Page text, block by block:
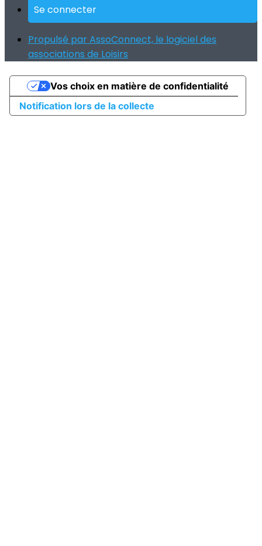
Se connecter
Propulsé par AssoConnect, le logiciel des
associations de Loisirs
Notification lors de la collecte
Vos choix en matière de confidentialité